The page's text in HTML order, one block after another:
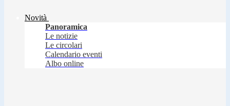
Novità
Panoramica
Le notizie
Le circolari
Calendario eventi
Albo online